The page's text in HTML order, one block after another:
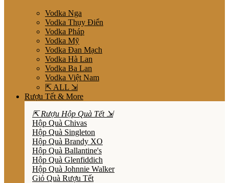
Vodka Nga
Vodka Thụy Điển
Vodka Pháp
Vodka Mỹ
Vodka Đan Mạch
Vodka Hà Lan
Vodka Ba Lan
Vodka Việt Nam
⇱ ALL ⇲
Rượu Tết & More
⇱ Rượu Hộp Quà Tết ⇲
Hộp Quà Chivas
Hộp Quà Singleton
Hộp Quà Brandy XO
Hộp Quà Ballantine's
Hộp Quà Glenfiddich
Hộp Quà Johnnie Walker
Giỏ Quà Rượu Tết